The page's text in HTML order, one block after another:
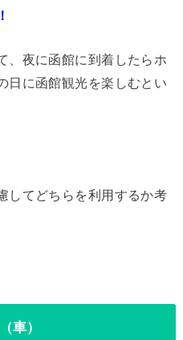
、夜に函館に到着したらホ
日に函館観光を楽しむとい
してどちらを利用するか考
車）